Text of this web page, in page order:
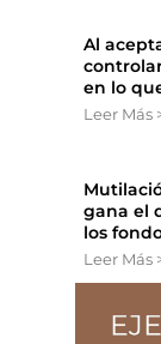
Al
en lo
Leer Más
gana el
los
Leer Más